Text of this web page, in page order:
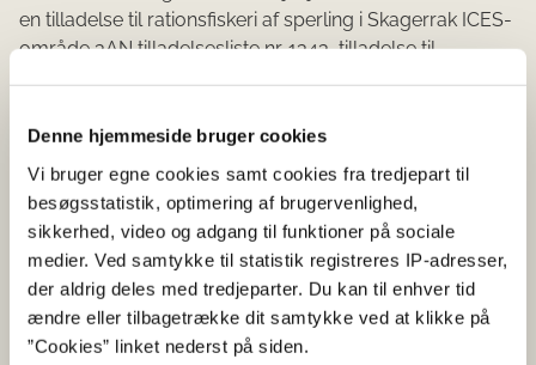
Denne hjemmeside bruger cookies
Vi bruger egne cookies samt cookies fra tredjepart til
besøgsstatistik, optimering af brugervenlighed,
sikkerhed, video og adgang til funktioner på sociale
medier. Ved samtykke til statistik registreres IP-adresser,
der aldrig deles med tredjeparter. Du kan til enhver tid
ændre eller tilbagetrække dit samtykke ved at klikke på
”Cookies” linket nederst på siden.
en tilladelse til rationsfiskeri af sperling i Skagerrak ICES-
område 3AN tilladelsesliste nr. 1343, tilladelse til
Skagerrak og Kattegat.
I tilladelsesperioden må der med fartøjet ikke udøves
fiskeri uden for Skagerrak ICES-område 3AN.
Ansøgning
Ansøgning om tilladelse til fiskeri af sperling i Nordsøen